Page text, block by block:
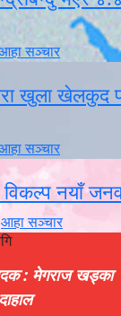
सञ्चार
खुला खेलकुद
सञ्चार
नयाँ
आहा सञ्चार
: मेगराज खड्का